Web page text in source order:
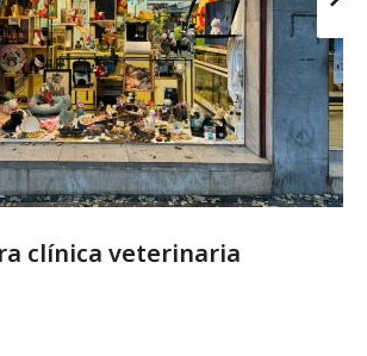
clínica veterinaria